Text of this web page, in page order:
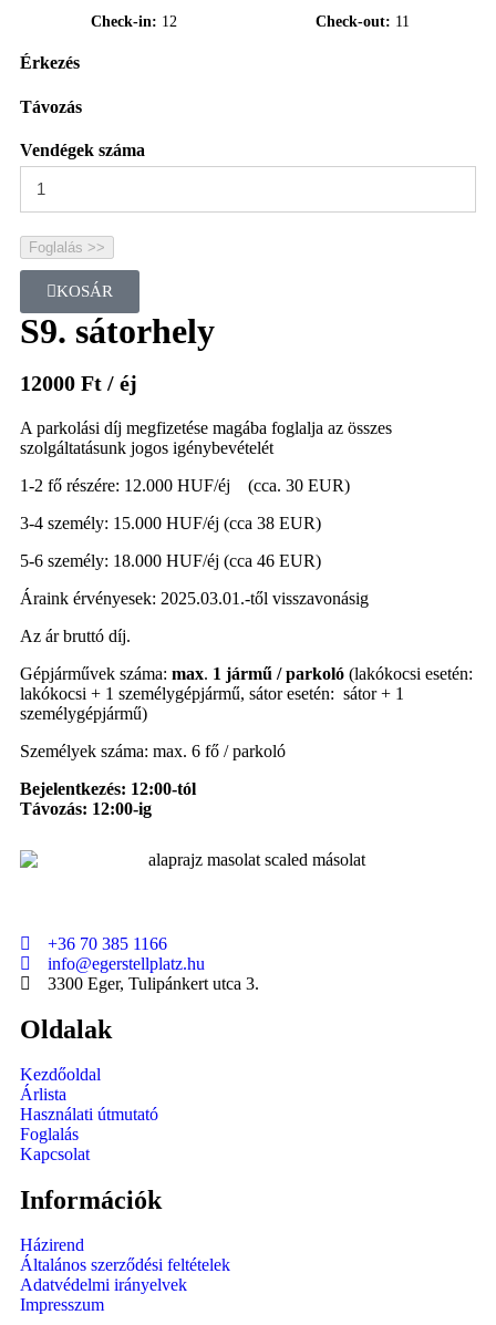
Check-in 12 Check-out 11
Érkezés
Távozás
Vendégek száma
Foglalás >>
KOSÁR
S9. sátorhely
12000 Ft / éj
A parkolási díj megfizetése magába foglalja az összes
szolgáltatásunk jogos igénybevételét
1-2 fő részére: 12.000 HUF/éj (cca. 30 EUR)
3-4 személy: 15.000 HUF/éj (cca 38 EUR)
5-6 személy: 18.000 HUF/éj (cca 46 EUR)
Áraink érvényesek: 2025.03.01.-től visszavonásig
Az ár bruttó díj.
Gépjárművek száma: max. 1 jármű / parkoló (lakókocsi esetén:
lakókocsi + 1 személygépjármű, sátor esetén: sátor + 1
személygépjármű)
Személyek száma: max. 6 fő / parkoló
Bejelentkezés: 12:00-tól
Távozás: 12:00-ig
+36 70 385 1166
info@egerstellplatz.hu
3300 Eger, Tulipánkert utca 3.
Oldalak
Kezdőoldal
Árlista
Használati útmutató
Foglalás
Kapcsolat
Információk
Házirend
Általános szerződési feltételek
Adatvédelmi irányelvek
Impresszum